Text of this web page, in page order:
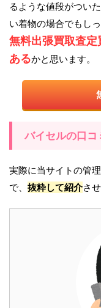
るような値段がつい
い着物の場合でもし
無料出張買取査
あるかと思います。
バイセルの口コ
実際に当サイトの管
で、 抜粋して紹介さ